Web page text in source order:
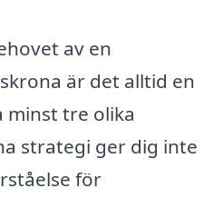
av en
är det alltid en
minst tre olika
strategi ger dig inte
för